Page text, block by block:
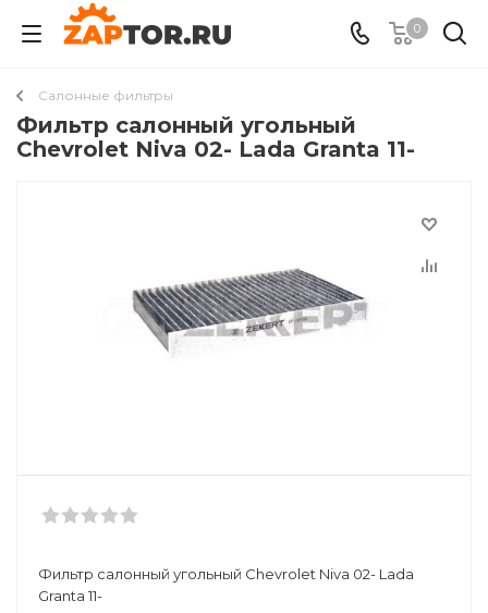
0
Салонные фильтры
Фильтр салонный угольный
Chevrolet Niva 02- Lada Granta 11-
Фильтр салонный угольный Chevrolet Niva 02- Lada
Granta 11-